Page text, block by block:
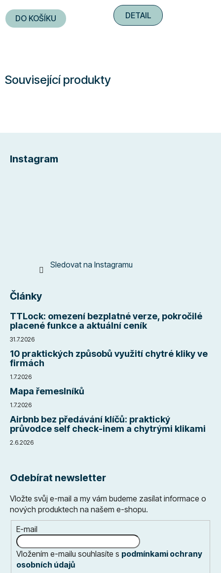
Související produkty
DO KOŠÍKU
5,0
z
DETAIL
Instagram
Sledovat na Instagramu
Články
TTLock: omezení bezplatné verze, pokročilé
placené funkce a aktuální ceník
31.7.2026
10 praktických způsobů využití chytré kliky ve
firmách
1.7.2026
Mapa řemeslníků
1.7.2026
Airbnb bez předávání klíčů: praktický
průvodce self check-inem a chytrými klikami
2.6.2026
Odebírat newsletter
Vložte svůj e-mail a my vám budeme zasílat informace o
nových produktech na našem e-shopu.
E-mail
Vložením e-mailu souhlasíte s podmínkami ochrany
osobních údajů